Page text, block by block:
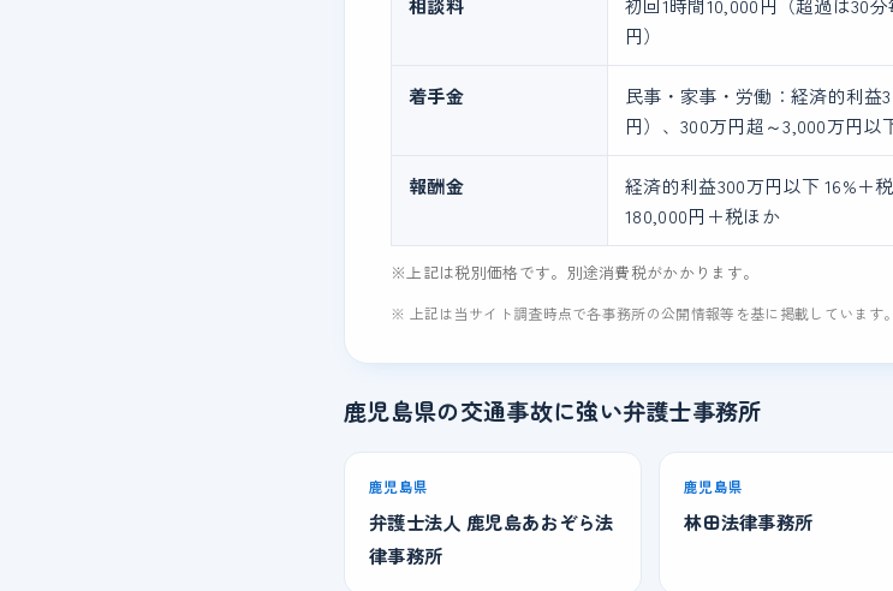
相談料
初回1時間10,000円（超過は30
円）
着手金
民事・家事・労働：経済的利益
円）、300万円超～3,000万円以
報酬金
経済的利益300万円以下 16%＋
180,000円＋税ほか
※上記は税別価格です。別途消費税がかかります。
※ 上記は当サイト調査時点で各事務所の公開情報等を基に掲載しています
鹿児島県の交通事故に強い弁護士事務所
鹿児島県
弁護士法人 鹿児島あおぞら法
律事務所
鹿児島県
林田法律事務所